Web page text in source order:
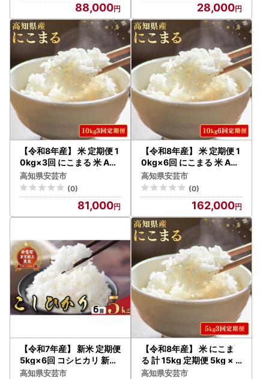
88,000 28,000
【令和8年産】 米 定期便 1
0kg×3回 にこまる 米 AG
001
高知県安芸市
(0)
81,000
【令和8年産】 米 定期便 1
0kg×6回 にこまる 米 AG
012
高知県安芸市
(0)
162,000
【令和7年産】 新米 定期便
5kg×6回 コシヒカリ 新米
AS019
高知県安芸市
【令和8年産】 米 にこま
る 計 15kg 定期便 5kg × 3
回
高知県安芸市